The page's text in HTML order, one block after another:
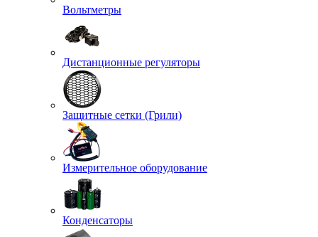
Вольтметры
Дистанционные регуляторы
Защитные сетки (Грили)
Измерительное оборудование
Конденсаторы